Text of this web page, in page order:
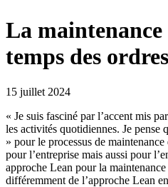
La
temps des
15 juillet 2024
« Je suis fasciné par l’accent mis
les activités quotidiennes. Je pense
» pour le processus de
pour l’entreprise mais aussi pour
approche Lean pour la
différemment de l’approche Lean